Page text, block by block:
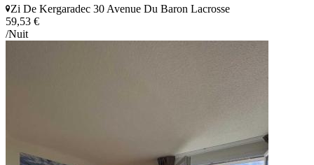
Zi De Kergaradec 30 Avenue Du Baron Lacrosse
59,53 €
/Nuit